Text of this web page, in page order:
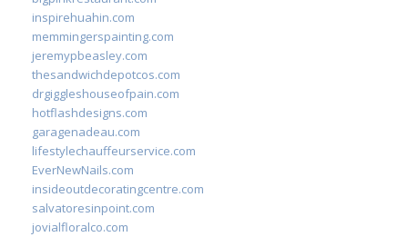
inspirehuahin.com
memmingerspainting.com
jeremypbeasley.com
thesandwichdepotcos.com
drgiggleshouseofpain.com
hotflashdesigns.com
garagenadeau.com
lifestylechauffeurservice.com
EverNewNails.com
insideoutdecoratingcentre.com
salvatoresinpoint.com
jovialfloralco.com